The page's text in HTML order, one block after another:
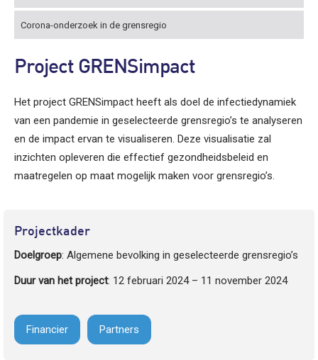
Corona-onderzoek in de grensregio
Project GRENSimpact
Het project GRENSimpact heeft als doel de infectiedynamiek
van een pandemie in geselecteerde grensregio’s te analyseren
en de impact ervan te visualiseren. Deze visualisatie zal
inzichten opleveren die effectief gezondheidsbeleid en
maatregelen op maat mogelijk maken voor grensregio’s.
Projectkader
Doelgroep: Algemene bevolking in geselecteerde grensregio’s
Duur van het project: 12 februari 2024 – 11 november 2024
Financier Partners